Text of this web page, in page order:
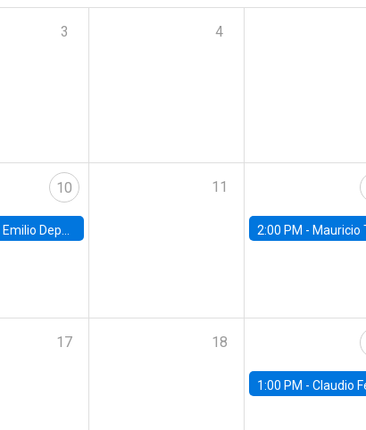
3 4
10
Emilio Depetris-Chauvín, Universidad Católica
11
2:00 PM - Mauricio Tejada,
17 18
1:00 PM - Claudio Ferraz, British